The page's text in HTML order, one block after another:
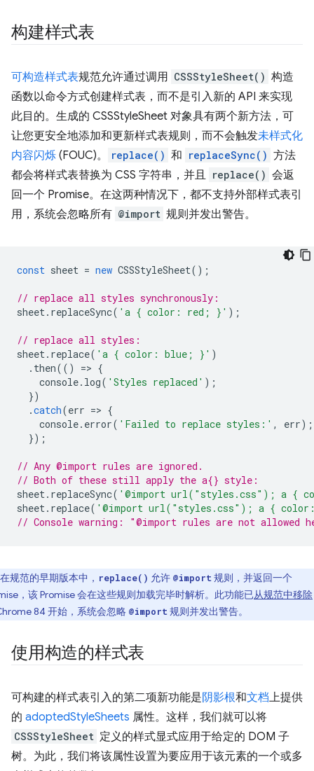
构建样式表
可构造样式表规范允许通过调用 CSSStyleSheet() 构造
函数以命令方式创建样式表，而不是引入新的 API 来实现
此目的。生成的 CSSStyleSheet 对象具有两个新方法，可
让您更安全地添加和更新样式表规则，而不会触发未样式化
内容闪烁 (FOUC)。 replace() 和 replaceSync() 方法
都会将样式表替换为 CSS 字符串，并且 replace() 会返
回一个 Promise。在这两种情况下，都不支持外部样式表引
用，系统会忽略所有 @import 规则并发出警告。
const sheet = new CSSStyleSheet();
// replace all styles synchronously:
sheet. replaceSync( 'a { color: red; }' );
// replace all styles:
sheet. replace( 'a { color: blue; }' )
. then(() => {
console. log( 'Styles replaced' );
})
.catch(err => {
console. error( 'Failed to replace styles:' , err);
});
// Any @import rules are ignored.
// Both of these still apply the a{} style:
sheet. replaceSync( '@import url("styles.css"); a {
sheet. replace( '@import url("styles.css"); a {
// Console warning: "@import rules are not allowed
在规范的早期版本中， replace() 允许 @import规则，并返回一个
，该 Promise 会在这些规则加载完毕时解析。此功能已从规范中移除
84 开始，系统会忽略 @import规则并发出警告。
使用构造的样式表
可构建的样式表引入的第二项新功能是阴影根和文档上提供
的 adoptedStyleSheets 属性。这样，我们就可以将
CSSStyleSheet 定义的样式显式应用于给定的 DOM 子
树。为此，我们将该属性设置为要应用于该元素的一个或多